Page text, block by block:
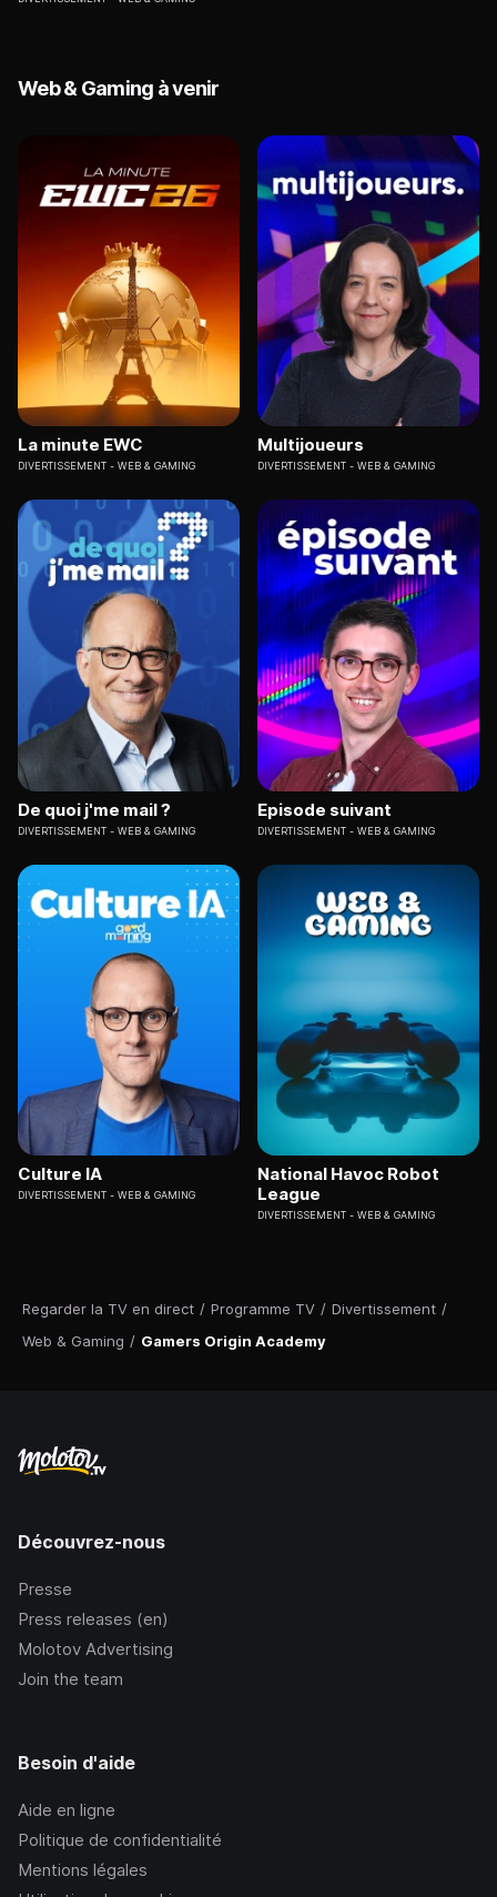
Regarder la TV en direct / Programme TV / Divertissement /
Web & Gaming / Gamers Origin Academy
Web & Gaming à venir
La minute EWC
DIVERTISSEMENT WEB & GAMING
Multijoueurs
DIVERTISSEMENT WEB & GAMING
De quoi j'me mail ?
DIVERTISSEMENT WEB & GAMING
Episode suivant
DIVERTISSEMENT WEB & GAMING
Culture IA
DIVERTISSEMENT WEB & GAMING
National Havoc Robot
League
DIVERTISSEMENT WEB & GAMING
Découvrez-nous
Presse
Press releases (en)
Molotov Advertising
Join the team
Besoin d'aide
Aide en ligne
Politique de confidentialité
Mentions légales